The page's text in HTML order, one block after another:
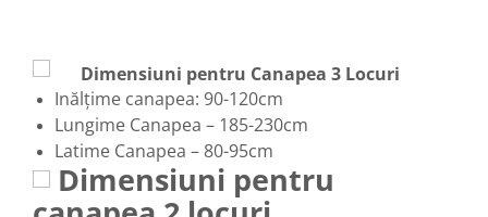
Dimensiuni pentru Canapea 3 Locuri
Inălțime canapea: 90-120cm
Lungime Canapea – 185-230cm
Latime Canapea – 80-95cm
Dimensiuni pentru